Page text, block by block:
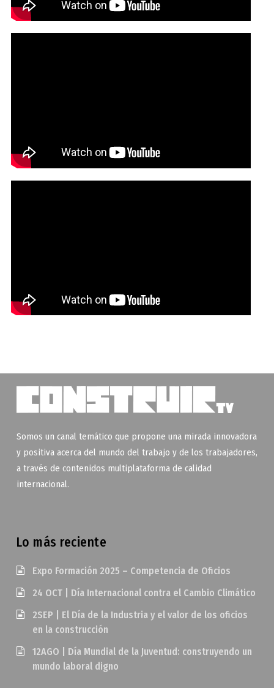
Somos un canal temático que propone una mirada innovadora
y positiva acerca del mundo del trabajo y de los trabajadores,
a través de contenidos multiplataforma de calidad
internacional.
Lo más reciente
Expo Formación 2025 – Competencia de Oficios
24 OCT | Día Internacional contra el Cambio Climático
2SEP | El Día de la Industria y el valor de los oficios
en la construcción
12AGO | Día Mundial de la Juventud: construyendo un
mundo laboral digno